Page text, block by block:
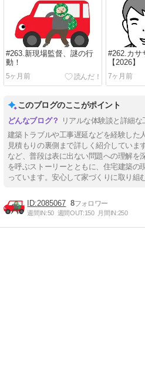
#263.新現場監督、謎の行
動！
5ヶ月前
#262.カサ
【2026】
7ヶ月前
このブログのここがポイント
リアルな体験談と詳細な
建築トラブルや工事遅延などを経験した
見積もりの裏側まで詳しく紹介していま
など、普段は表に出ない問題への理解を
を呼ぶストーリーとともに、住宅建築の
っています。安心して家づくりに取り組
2085067 8
週間IN:50 週間OUT:150 月間IN:250